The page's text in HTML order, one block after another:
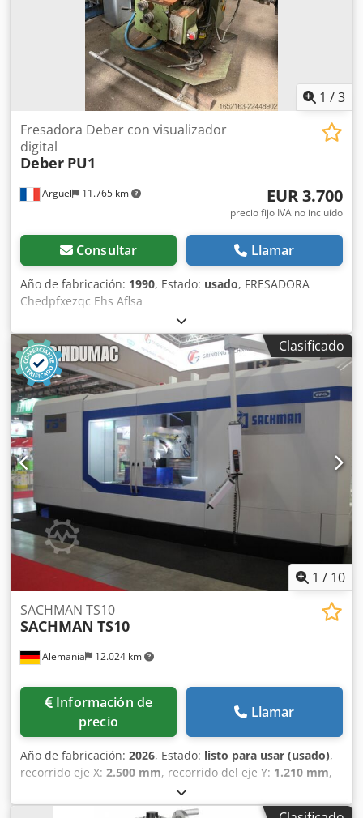
1 /3
Arguel 11.765 km
Fresadora Deber con visualizador
digital
Deber PU1
EUR 3.700
precio fijo IVA no incluído
Consultar Llamar
Año de fabricación: 1990, Estado: usado, FRESADORA
Chedpfxezqc Ehs Aflsa
Clasificado
1 / 10
Alemania 12.024 km
SACHMAN TS10
SACHMAN TS10
Información de
precio
Llamar
Año de fabricación: 2026, Estado: listo para usar (usado),
recorrido eje X: 2.500 mm, recorrido del eje Y: 1.210 mm,
1.200 mm, fabricante de controles:
HEIDENHAIN, modelo de controlador:TNC 640 HSCI,